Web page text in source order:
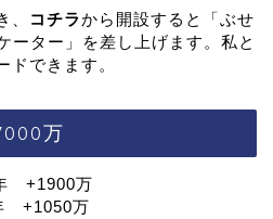
コチラから開設すると「ぶせ
ーター」を差し上げます。私と
ドできます。
万
+1900万
+1050万